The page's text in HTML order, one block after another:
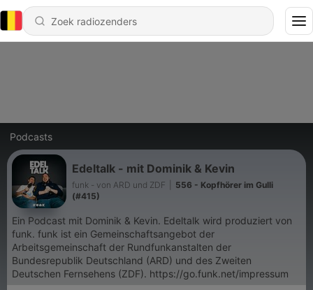
Podcasts
Edeltalk - mit Dominik & Kevin
funk - von ARD und ZDF
556 - Kopfhörer im Gulli
(#415)
Ein Podcast mit Dominik & Kevin. Edeltalk wird produziert von
funk. funk ist ein Gemeinschaftsangebot der
Arbeitsgemeinschaft der Rundfunkanstalten der
Bundesrepublik Deutschland (ARD) und des Zweiten
Deutschen Fernsehens (ZDF). https://go.funk.net/impressum